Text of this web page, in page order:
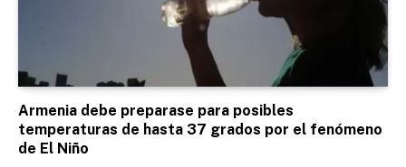
Armenia debe preparase para posibles
temperaturas de hasta 37 grados por el fenómeno
de El Niño